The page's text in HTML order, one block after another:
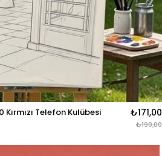
Telefon Kulübesi ₺171,00
₺190,00